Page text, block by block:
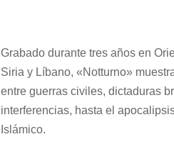
Grabado durante tres años en
Siria y Líbano, «Notturno»
entre guerras civiles, dictaduras
interferencias, hasta el
Islámico.